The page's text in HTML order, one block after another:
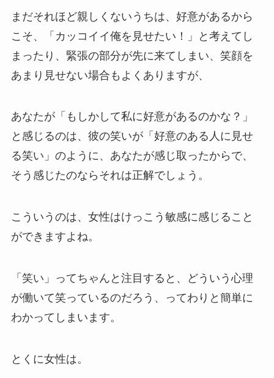
まだそれほど親しくないうちは、好意があるから
こそ、「カッコイイ俺を見せたい！」と考えてし
まったり、緊張の部分が先に来てしまい、笑顔を
あまり見せない場合もよくありますが、
あなたが「もしかして私に好意があるのかな？」
と感じるのは、彼の笑いが「好意のある人に見せ
る笑い」のように、あなたが感じ取ったからで、
そう感じたのならそれは正解でしょう。
こういうのは、女性はけっこう敏感に感じること
ができますよね。
「笑い」ってちゃんと注目すると、どういう心理
が働いて笑っているのだろう、ってわりと簡単に
わかってしまいます。
とくに女性は。